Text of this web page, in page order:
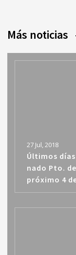
Más noticias
27 Jul, 2018
Últimos
nado Pto.
próximo 4